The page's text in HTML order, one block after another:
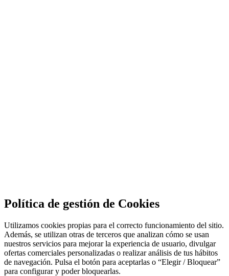
Política de gestión de Cookies
Utilizamos cookies propias para el correcto funcionamiento del sitio.
Además, se utilizan otras de terceros que analizan cómo se usan
nuestros servicios para mejorar la experiencia de usuario, divulgar
ofertas comerciales personalizadas o realizar análisis de tus hábitos
de navegación. Pulsa el botón para aceptarlas o “Elegir / Bloquear”
para configurar y poder bloquearlas.